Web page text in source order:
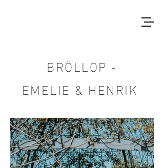
BRÖLLOP -
EMELIE & HENRIK